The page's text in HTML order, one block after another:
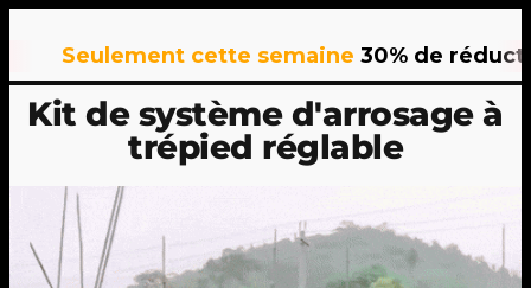
Seulement cette semaine30% de réduction
Kit de système d'arrosage à
trépied réglable